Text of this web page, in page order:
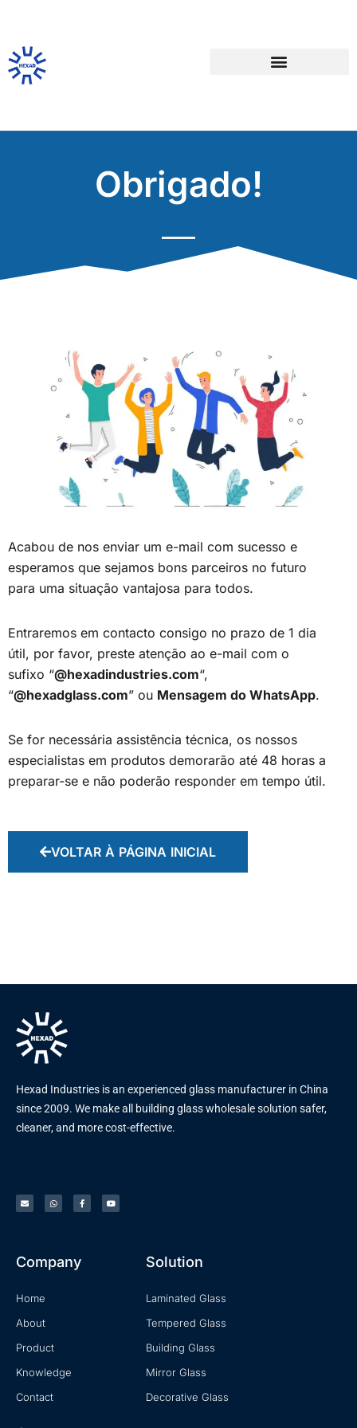
Obrigado!
Acabou de nos enviar um e-mail com sucesso e
esperamos que sejamos bons parceiros no futuro
para uma situação vantajosa para todos.
Entraremos em contacto consigo no prazo de 1 dia
útil, por favor, preste atenção ao e-mail com o
sufixo “@hexadindustries.com“,
“@hexadglass.com” ou Mensagem do WhatsApp.
Se for necessária assistência técnica, os nossos
especialistas em produtos demorarão até 48 horas a
preparar-se e não poderão responder em tempo útil.
VOLTAR À PÁGINA INICIAL
Hexad Industries is an experienced glass manufacturer in China
since 2009. We make all building glass wholesale solution safer,
cleaner, and more cost-effective.
Company
Home
About
Product
Knowledge
Contact
Solution
Laminated Glass
Tempered Glass
Building Glass
Mirror Glass
Decorative Glass